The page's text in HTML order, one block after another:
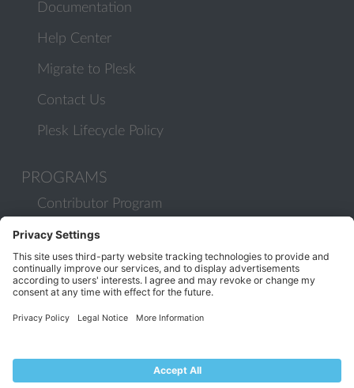
Documentation
Help Center
Migrate to Plesk
Contact Us
Plesk Lifecycle Policy
PROGRAMS
Contributor Program
Partner Program
COMMUNITY